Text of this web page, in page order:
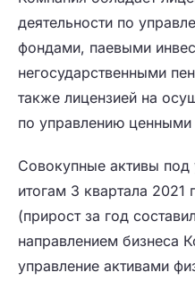
деятельности по
фондами, паевыми
негосударственными
также лицензией на
по управлению
Совокупные активы
итогам 3 квартала 2021
(прирост за год
направлением бизнеса
управление активами